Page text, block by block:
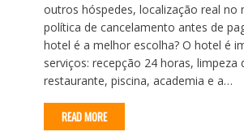
outros hóspedes, localização real no
política de cancelamento antes de
hotel é a melhor escolha? O hotel é
serviços: recepção 24 horas, limpeza
restaurante, piscina, academia e a…
READ MORE